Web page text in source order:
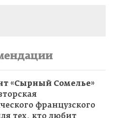
«Сырный Сомелье»
французского
тех, кто любит